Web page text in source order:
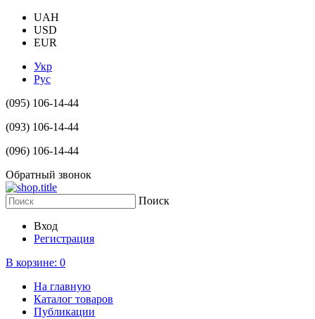
UAH
USD
EUR
Укр
Рус
(095) 106-14-44
(093) 106-14-44
(096) 106-14-44
Обратный звонок
Поиск
Вход
Регистрация
В корзине: 0
На главную
Каталог товаров
Публикации